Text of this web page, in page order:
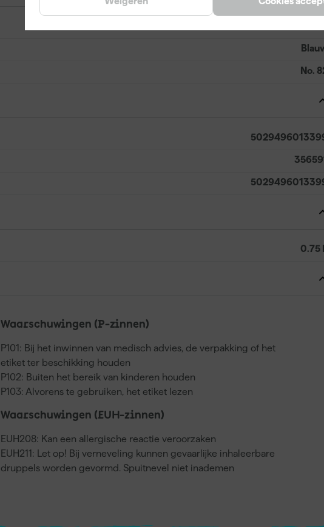
No.
0.75
Waarschuwingen (P-zinnen)
P101: Bij het inwinnen van medisch advies, de verpakking of het
etiket ter beschikking houden
P102: Buiten het bereik van kinderen houden
P103: Alvorens te gebruiken, het etiket lezen
Waarschuwingen (EUH-zinnen)
EUH208: Kan een allergische reactie veroorzaken
EUH211: Let op! Bij verneveling kunnen gevaarlijke inhaleerbare
druppels worden gevormd. Spuitnevel niet inademen